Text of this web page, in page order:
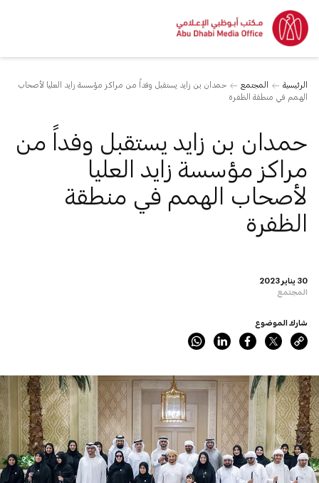
الرئيسية المجتمع
حمدان بن زايد يستقبل وفداً من مراكز مؤسسة زايد العليا لأصحاب
الهمم في منطقة الظفرة
30 يناير 2023
المجتمع
حمدان بن زايد يستقبل وفداً من
مراكز مؤسسة زايد العليا
لأصحاب الهمم في منطقة
الظفرة
شارك الموضوع